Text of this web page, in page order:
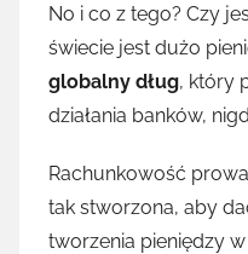
No i co z tego? Czy
świecie jest dużo
globalny dług, który
działania banków,
Rachunkowość
tak stworzona, aby
tworzenia pieniędzy